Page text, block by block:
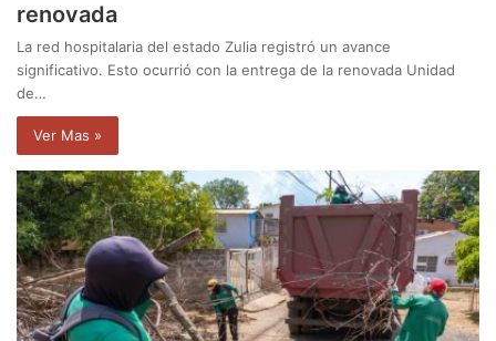
renovada
La red hospitalaria del estado Zulia registró un avance
significativo. Esto ocurrió con la entrega de la renovada Unidad
de…
Ver Mas »